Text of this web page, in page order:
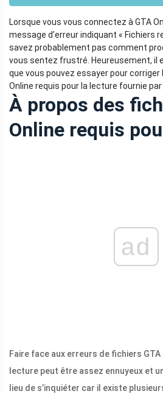
Lorsque vous vous connectez à GTA
message d’erreur indiquant « Fichiers
savez probablement pas comment
vous sentez frustré. Heureusement, il
que vous pouvez essayer pour corriger
Online requis pour la lecture fournie par
À propos des
Online requis
ad
Faire face aux erreurs de fichiers
lecture peut être assez ennuyeux et
lieu de s’inquiéter car il existe